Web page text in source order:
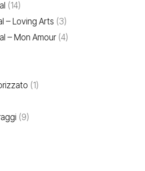
(14)
– Loving Arts (3)
– Mon Amour(4)
(1)
(9)